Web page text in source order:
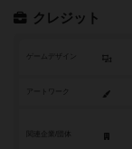
クレジット
ゲームデザイン
アートワーク